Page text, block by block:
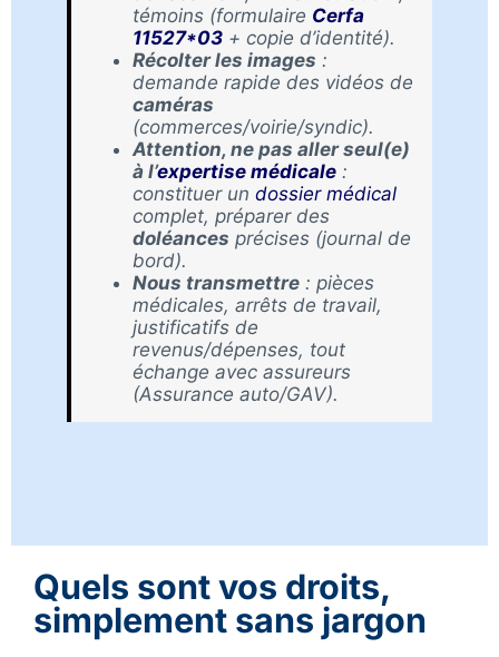
témoins (formulaire Cerfa
11527*03 + copie d’identité).
Récolter les images :
demande rapide des vidéos de
caméras
(commerces/voirie/syndic).
Attention, ne pas aller seul(e)
à l’expertise médicale :
constituer un dossier médical
complet, préparer des
doléances précises (journal de
bord).
Nous transmettre : pièces
médicales, arrêts de travail,
justificatifs de
revenus/dépenses, tout
échange avec assureurs
(Assurance auto/GAV).
Quels sont vos droits,
simplement sans jargon